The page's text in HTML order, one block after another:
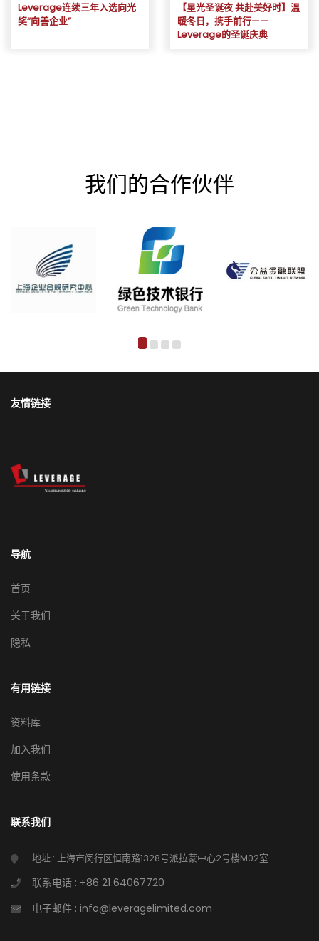
Leverage连续三年入选向光
奖“向善企业”
【星光圣诞夜 共赴美好时】温
暖冬日，携手前行——
Leverage的圣诞庆典
我们的合作伙伴
友情链接
导航
首页
关于我们
隐私
有用链接
资料库
加入我们
使用条款
联系我们
地址 : 上海市闵行区恒南路1328号派拉蒙中心2号楼M02室
联系电话 : +86 21 64067720
电子邮件 : info@leveragelimited.com